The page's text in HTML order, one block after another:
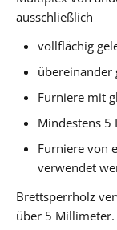
ausschließlich
vollflächig
übereinander
Furniere mit
Mindestens 5
Furniere von
verwendet
Brettsperrholz
über 5 Millimeter.